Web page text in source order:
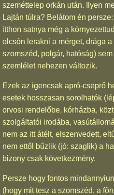
szeméttelep orkán után. Ilyen
Lajtán túlra? Belátom én
itthon satnya még a
olcsón lerakni a mérget, drága a
szomszéd, polgár, hatóság)
szemlélet nehezen változik.
Ezek az igencsak apró-cseprő
esetek hosszasan sorolhatók
orvosi rendelőbe, kórházba,
szolgáltatói irodába,
nem az itt átélt, elszenvedett,
nem ettől bűzlik (jó: szaglik) a
bizony csak következmény.
Persze hogy fontos
(hogy mit tesz a szomszéd, a